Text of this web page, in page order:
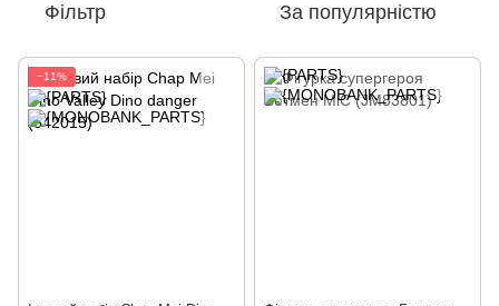
Фільтр За популярністю
−11%